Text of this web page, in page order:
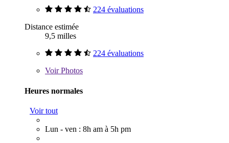
224 évaluations
Distance estimée
9,5 milles
224 évaluations
VoirPhotos
Heures normales
Voir tout
Lun - ven : 8h am à 5h pm